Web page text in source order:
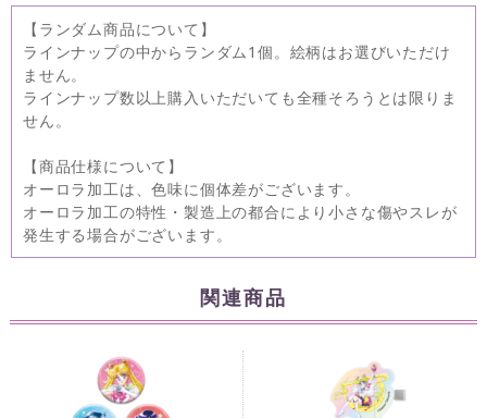
【ランダム商品について】
ラインナップの中からランダム1個。絵柄はお選びいただけ
ません。
ラインナップ数以上購入いただいても全種そろうとは限りま
せん。
【商品仕様について】
オーロラ加工は、色味に個体差がございます。
オーロラ加工の特性・製造上の都合により小さな傷やスレが
発生する場合がございます。
関連商品